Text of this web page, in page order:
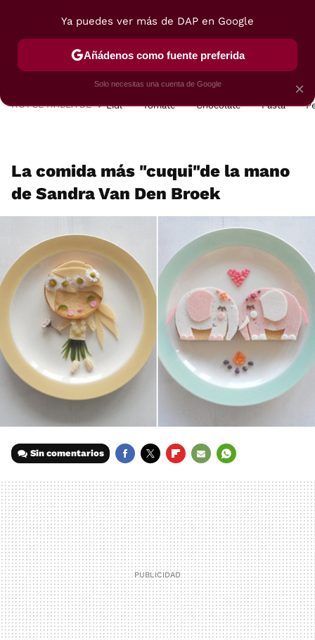
POSTRES VIAJES SELECCIÓN VEGUI
HOY SE HABLA DE Lidl Tomate Chocolate Pasta
La comida más "cuqui"de la mano
de Sandra Van Den Broek
Sin comentarios
MAIL
×
Ya puedes ver más de DAP en Google
Añádenos como fuente preferida
Solo necesitas una cuenta de Google